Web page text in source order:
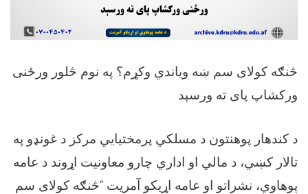
څنګه کولای سم ښه ویاندي وکړم؟ په نوم څلور ورځنى
ورکشاپ پاى ته ورسېد
د کندهار پوهنتون د مسلکي پرمختیايي مرکز د غونډو په
تالار کښي، د مالي او اداري چارو معاونیت اړوند د عامه
پوهاوي، نشراتو او عامه اړیکو آمریت “څنګه کولای سم